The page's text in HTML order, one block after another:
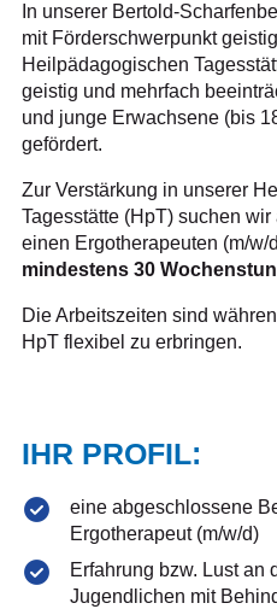
In unserer Bertold-
mit Förderschwerpunkt
Heilpädagogischen
geistig und mehrfach
und junge Erwachsene (bis
gefördert.
Zur Verstärkung in unserer
Tagesstätte (HpT) suchen wir
einen Ergotherapeuten (m/w/
mindestens 30
Die Arbeitszeiten sind
HpT flexibel zu erbringen.
IHR PROFIL:
eine abgeschlossene
Ergotherapeut (m/w/d)
Erfahrung bzw. Lust an
Jugendlichen mit